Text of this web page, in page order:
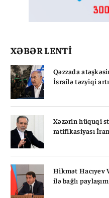
XƏBƏR LENTİ
Qəzzada
İsrailə təzyiqi
Xəzərin hüquqi
ratifikasiyası
Hikmət Hacıyev
ilə bağlı